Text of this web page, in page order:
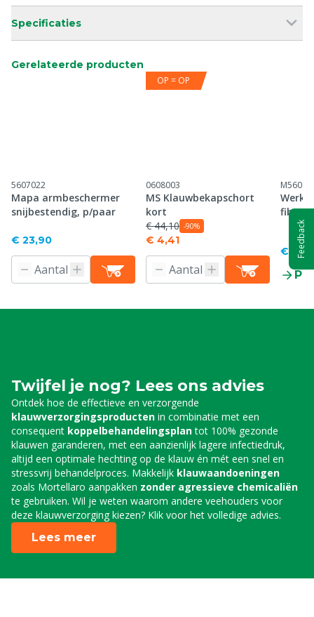
Specificaties
Gerelateerde producten
5607022
Mapa armbeschermer
snijbestendig, p/paar
€ 23,90
OP = OP
0608003
MS Klauwbekapschort
kort
€ 44,10 -90%
€ 4,41
€ 7,00
Twijfel je nog? Lees ons advies
Ontdek hoe de effectieve en verzorgende
klauwverzorgingsproducten in combinatie met een
consequent koppelbehandelingsplantot 100% gezonde
klauwen garanderen, met een aanzienlijk lagere infectiedruk,
altijd een optimale hechting op de klauw én mét een snel en
stressvrij behandelproces. Makkelijk klauwaandoeningen
zoals Mortellaro aanpakken zonder agressieve chemicaliën
te gebruiken. Wil je weten waarom andere veehouders voor
deze klauwverzorging kiezen? Klik voor het volledige advies.
Lees meer
Feedback